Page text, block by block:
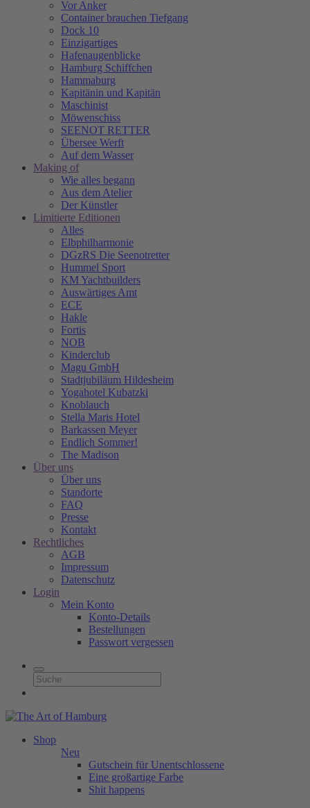
Vor Anker
Container brauchen Tiefgang
Dock 10
Einzigartiges
Hafenaugen­blicke
Hamburg Schiffchen
Hammaburg
Kapitänin und Kapitän
Maschinist
Möwenschiss
SEENOT RETTER
Übersee Werft
Auf dem Wasser
Making of
Wie alles begann
Aus dem Atelier
Der Künstler
Limitierte Editionen
Alles
Elbphilharmonie
DGzRS Die Seenotretter
Hummel Sport
KM Yachtbuilders
Auswärtiges Amt
ECE
Hakle
Fortis
NOB
Kinderclub
Magu GmbH
Stadtjubiläum Hildesheim
Yogahotel Kubatzki
Knoblauch
Stella Maris Hotel
Barkassen Meyer
Endlich Sommer!
The Madison
Über uns
Über uns
Standorte
FAQ
Presse
Kontakt
Rechtliches
AGB
Impressum
Datenschutz
Login
Mein Konto
Konto-Details
Bestellungen
Passwort vergessen
Shop
Neu
Gutschein für Unentschlossene
Eine großartige Farbe
Shit happens